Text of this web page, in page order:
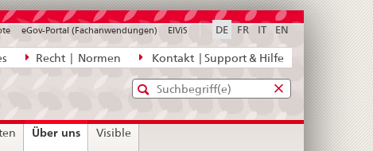
Recht | Normen Kontakt | Support & Hilfe
DE FR IT EN
eGov-Portal (Fachanwendungen) ElViS
Standard-
Suche
Eingabefenster
diefür
Über unscurrent
Visible